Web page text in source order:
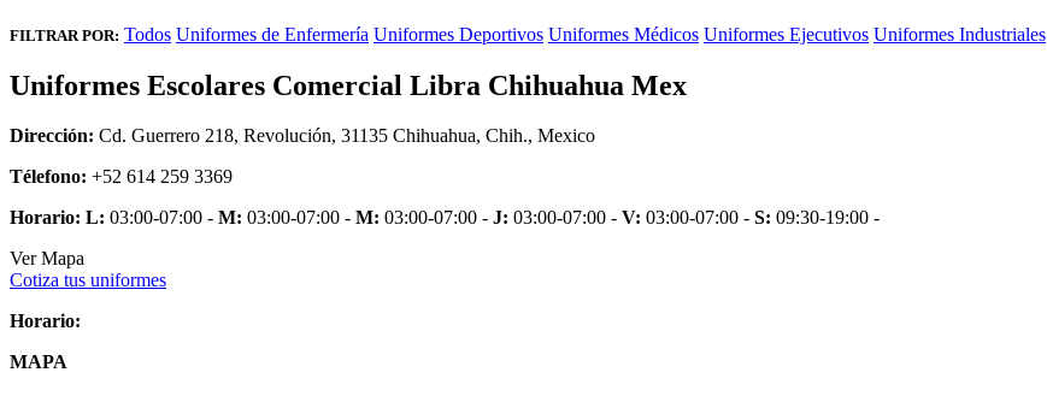
FILTRAR POR: Todos Uniformes de Enfermería Uniformes Deportivos Uniformes Médicos Uniformes Ejecutivos Uniformes Industriales
Uniformes Escolares Comercial Libra Chihuahua Mex
Dirección: Cd. Guerrero 218, Revolución, 31135 Chihuahua, Chih., Mexico
Télefono: +52 614 259 3369
Horario: L: 03:00-07:00 - M: 03:00-07:00 - M: 03:00-07:00 - J: 03:00-07:00 - V: 03:00-07:00 - S: 09:30-19:00 -
Ver Mapa
Cotiza tus uniformes
Horario:
MAPA